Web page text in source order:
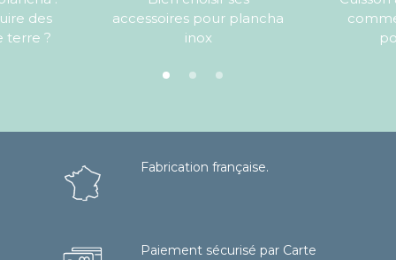
des
terre ?
accessoires pour plancha
inox
Fabrication française.
Paiement sécurisé par Carte